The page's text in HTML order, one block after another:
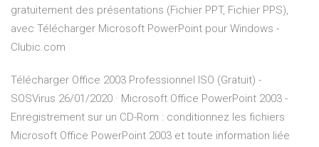
gratuitement des présentations (Fichier PPT, Fichier PPS),
avec Télécharger Microsoft PowerPoint pour Windows -
Clubic.com
Télécharger Office 2003 Professionnel ISO (Gratuit) -
SOSVirus 26/01/2020 · Microsoft Office PowerPoint 2003 -
Enregistrement sur un CD-Rom : conditionnez les fichiers
Microsoft Office PowerPoint 2003 et toute information liée